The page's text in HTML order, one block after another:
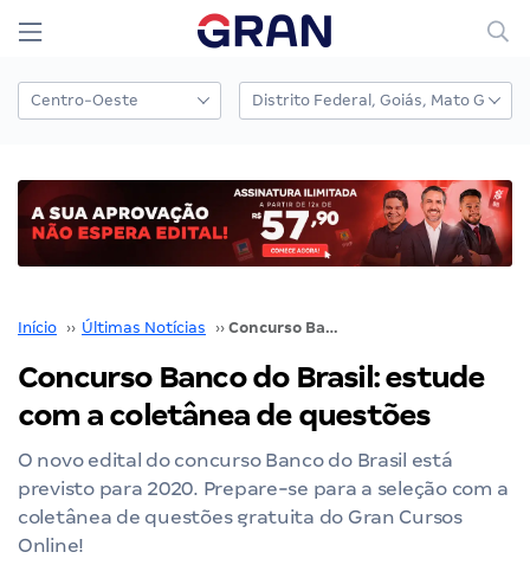
Início ›› Últimas Notícias ›› Concurso Banco do Brasil: estude com a coletânea de questões
Concurso Banco do Brasil: estude
com a coletânea de questões
O novo edital do concurso Banco do Brasil está
previsto para 2020. Prepare-se para a seleção com a
coletânea de questões gratuita do Gran Cursos
Online!